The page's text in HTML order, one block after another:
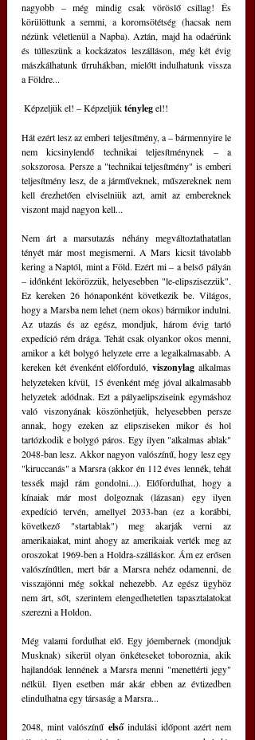
nagyobb – még mindig csak vöröslő csillag! És
körülöttunk a semmi, a koromsötétség (hacsak nem
nézünk véletlenül a Napba). Aztán, majd ha odaérünk
és túlleszünk a kockázatos leszálláson, még két évig
mászkálhatunk űrruhákban, mielőtt indulhatunk vissza
a Földre...
Képzeljük el! – Képzeljük tényleg el!!
Hát ezért lesz az emberi teljesítmény, a – bármennyire le
nem kicsinylendő technikai teljesítménynek – a
sokszorosa. Persze a "technikai teljesítmény" is emberi
teljesítmény lesz, de a járműveknek, műszereknek nem
kell érezhetően elviselniük azt, amit az embereknek
viszont majd nagyon kell...
Nem árt a marsutazás néhány megváltoztathatatlan
tényét már most megismerni. A Mars kicsit távolabb
kering a Naptól, mint a Föld. Ezért mi – a belső pályán
– időnként lekörözzük, helyesebben "le-elipszisezzük".
Ez kereken 26 hónaponként következik be. Világos,
hogy a Marsba nem lehet (nem okos) bármikor indulni.
Az utazás és az egész, mondjuk, három évig tartó
expedíció rém drága. Tehát csak olyankor okos menni,
amikor a két bolygó helyzete erre a legalkalmasabb. A
kereken két évenként előforduló, viszonylag alkalmas
helyzeteken kívül, 15 évenként még jóval alkalmasabb
helyzetek adódnak. Ezt a pályaelipsziseink egymáshoz
való viszonyának köszönhetjük, helyesebben persze
annak, hogy ezeken az elipsziseken mikor és hol
tartózkodik e bolygó páros. Egy ilyen "alkalmas ablak"
2048-ban lesz. Akkor nagyon valószínű, hogy lesz egy
"kiruccanás" a Marsra (akkor én 112 éves lennék, tehát
tessék majd rám gondolni...). Előfordulhat, hogy a
kínaiak már most dolgoznak (lázasan) egy ilyen
expedíció tervén, amellyel 2033-ban (ez a korábbi,
következő "startablak") meg akarják verni az
amerikaiakat, mint ahogy az amerikaiak verték meg az
oroszokat 1969-ben a Holdra-szálláskor. Ám ez erősen
valószínűtlen, mert bár a Marsra nehéz odamenni, de
visszajönni még sokkal nehezebb. Az egész ügyhöz
nem árt, sőt, szerintem elengedhetetlen tapasztalatokat
szerezni a Holdon.
Még valami fordulhat elő. Egy jóembernek (mondjuk
Musknak) sikerül olyan önkéteseket toboroznia, akik
hajlandóak lennének a Marsra menni "menettérti jegy"
nélkül. Ilyen esetben már akár ebben az évtizedben
elindulhatna egy társaság a Marsra...
2048, mint valószínű első indulási időpont azért nem